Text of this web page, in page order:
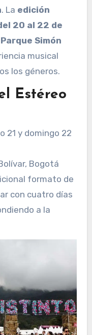
. La edición
20 al 22 de
Parque Simón
musical
los géneros.
Estéreo
21 y domingo 22
Bogotá
formato de
con cuatro días
a la